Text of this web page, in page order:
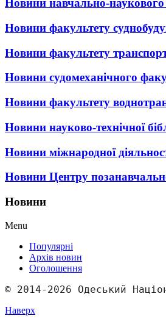
Новини навчально-наукового
Новини факультету
Новини факультету
Новини судомеханічного
Новини факультету
Новини науково-технічної
Новини міжнародної
Новини Центру
Новини
Menu
Популярні
Архів новин
Оголошення
© 2014-2026 Одеський
Наверх